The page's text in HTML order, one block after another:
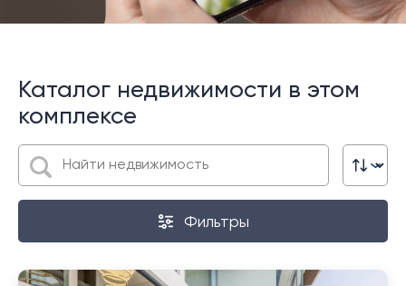
Каталог недвижимости в этом
комплексе
Фильтры